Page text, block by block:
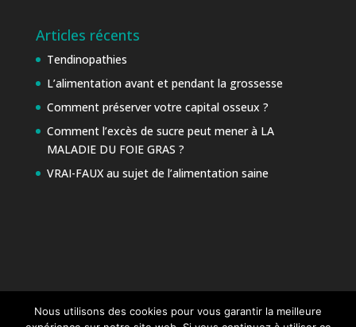
Articles récents
Tendinopathies
L’alimentation avant et pendant la grossesse
Comment préserver votre capital osseux ?
Comment l’excès de sucre peut mener à LA
MALADIE DU FOIE GRAS ?
VRAI-FAUX au sujet de l’alimentation saine
Nous utilisons des cookies pour vous garantir la meilleure